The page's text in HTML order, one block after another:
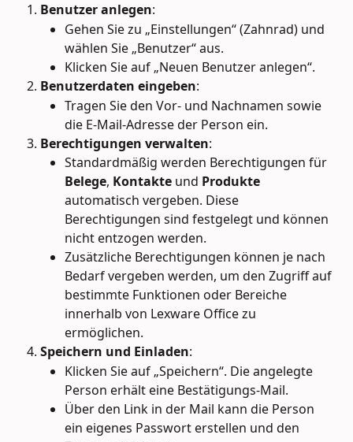
Benutzer anlegen:
Gehen Sie zu „Einstellungen“ (Zahnrad) und
wählen Sie „Benutzer“ aus.
Klicken Sie auf „Neuen Benutzer anlegen“.
Benutzerdaten eingeben:
Tragen Sie den Vor- und Nachnamen sowie
die E-Mail-Adresse der Person ein.
Berechtigungen verwalten:
Standardmäßig werden Berechtigungen für
Belege, Kontakte und Produkte
automatisch vergeben. Diese
Berechtigungen sind festgelegt und können
nicht entzogen werden.
Zusätzliche Berechtigungen können je nach
Bedarf vergeben werden, um den Zugriff auf
bestimmte Funktionen oder Bereiche
innerhalb von Lexware Office zu
ermöglichen.
Speichern und Einladen:
Klicken Sie auf „Speichern“. Die angelegte
Person erhält eine Bestätigungs-Mail.
Über den Link in der Mail kann die Person
ein eigenes Passwort erstellen und den